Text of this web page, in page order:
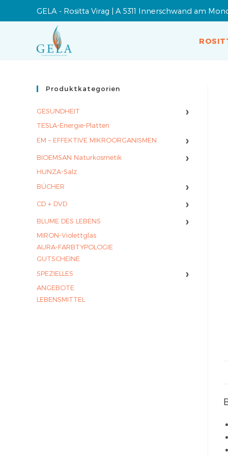
GELA - Rositta Virag | A 5311 Innerschwand am
Produktkategorien
GESUNDHEIT ›
TESLA-Energie-Platten
EM – EFFEKTIVE MIKROORGANISMEN
›
BIOEMSAN Naturkosmetik ›
HUNZA-Salz
BÜCHER
›
CD + DVD ›
BLUME DES LEBENS ›
MIRON-Violettglas
AURA-FARBTYPOLOGIE
GUTSCHEINE
SPEZIELLES
›
ANGEBOTE
LEBENSMITTEL